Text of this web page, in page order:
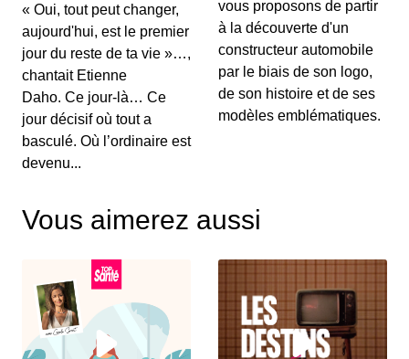
« Oui, tout peut changer,
aujourd'hui, est le premier
jour du reste de ta vie »…,
chantait Etienne
Daho. Ce jour-là… Ce
jour décisif où tout a
basculé. Où l’ordinaire est
devenu...
vous proposons de partir
à la découverte d'un
constructeur automobile
par le biais de son logo,
de son histoire et de ses
modèles emblématiques.
Vous aimerez aussi